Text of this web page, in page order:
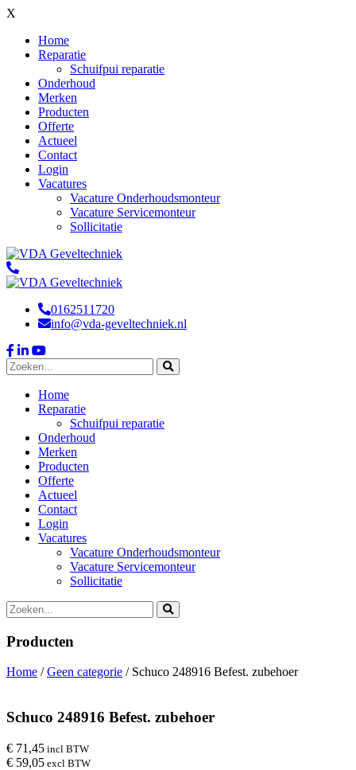
X
Home
Reparatie
Schuifpui reparatie
Onderhoud
Merken
Producten
Offerte
Actueel
Contact
Login
Vacatures
Vacature Onderhoudsmonteur
Vacature Servicemonteur
Sollicitatie
0162511720
info@vda-geveltechniek.nl
Home
Reparatie
Schuifpui reparatie
Onderhoud
Merken
Producten
Offerte
Actueel
Contact
Login
Vacatures
Vacature Onderhoudsmonteur
Vacature Servicemonteur
Sollicitatie
Producten
Home /Geen categorie / Schuco 248916 Befest. zubehoer
Schuco 248916 Befest. zubehoer
€ 71,45 incl BTW
€ 59,05 excl BTW